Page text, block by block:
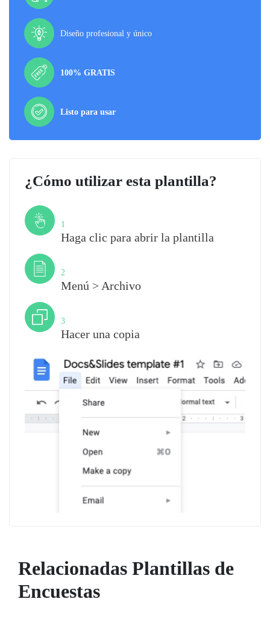
Diseño profesional y único
100% GRATIS
Listo para usar
¿Cómo utilizar esta plantilla?
1
Haga clic para abrir la plantilla
2
Menú > Archivo
3
Hacer una copia
Relacionadas Plantillas de
Encuestas